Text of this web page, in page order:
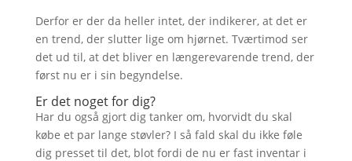
Derfor er der da heller intet, der indikerer, at det er
en trend, der slutter lige om hjørnet. Tværtimod ser
det ud til, at det bliver en længerevarende trend, der
først nu er i sin begyndelse.
Er det noget for dig?
Har du også gjort dig tanker om, hvorvidt du skal
købe et par lange støvler? I så fald skal du ikke føle
dig presset til det, blot fordi de nu er fast inventar i